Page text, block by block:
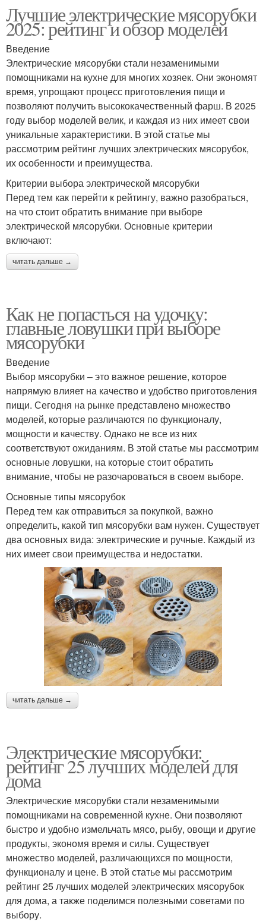
Лучшие электрические мясорубки
2025: рейтинг и обзор моделей
Введение
Электрические мясорубки стали незаменимыми
помощниками на кухне для многих хозяек. Они экономят
время, упрощают процесс приготовления пищи и
позволяют получить высококачественный фарш. В 2025
году выбор моделей велик, и каждая из них имеет свои
уникальные характеристики. В этой статье мы
рассмотрим рейтинг лучших электрических мясорубок,
их особенности и преимущества.
Критерии выбора электрической мясорубки
Перед тем как перейти к рейтингу, важно разобраться,
на что стоит обратить внимание при выборе
электрической мясорубки. Основные критерии
включают:
читать дальше →
Как не попасться на удочку:
главные ловушки при выборе
мясорубки
Введение
Выбор мясорубки – это важное решение, которое
напрямую влияет на качество и удобство приготовления
пищи. Сегодня на рынке представлено множество
моделей, которые различаются по функционалу,
мощности и качеству. Однако не все из них
соответствуют ожиданиям. В этой статье мы рассмотрим
основные ловушки, на которые стоит обратить
внимание, чтобы не разочароваться в своем выборе.
Основные типы мясорубок
Перед тем как отправиться за покупкой, важно
определить, какой тип мясорубки вам нужен. Существует
два основных вида: электрические и ручные. Каждый из
них имеет свои преимущества и недостатки.
читать дальше →
Электрические мясорубки:
рейтинг 25 лучших моделей для
дома
Электрические мясорубки стали незаменимыми
помощниками на современной кухне. Они позволяют
быстро и удобно измельчать мясо, рыбу, овощи и другие
продукты, экономя время и силы. Существует
множество моделей, различающихся по мощности,
функционалу и цене. В этой статье мы рассмотрим
рейтинг 25 лучших моделей электрических мясорубок
для дома, а также поделимся полезными советами по
выбору.